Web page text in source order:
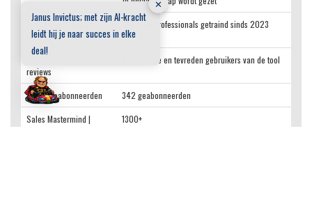
Aantal trainingen en
workshops
102 salesprofessionals getraind sinds 2023
reviews
478 actieve en tevreden gebruikers van de tool
Aantal geabonneerden
342 geabonneerden
Sales Mastermind |
1300+
✕
Janus Invictus; met zijn AI-kracht
leidt hij je naar succes in elke
deal!